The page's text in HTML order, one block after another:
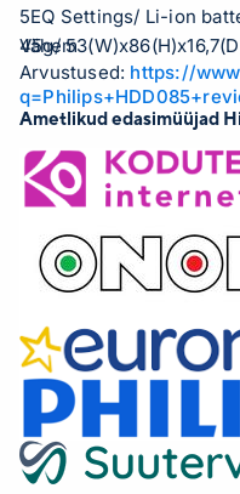
5EQ Settings/ Li-ion
45g/
Vähem
Arvustused: https://
Ametlikud edasimüüjad